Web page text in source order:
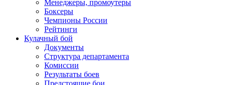
Менеджеры, промоутеры
Боксеры
Чемпионы России
Рейтинги
Кулачный бой
Документы
Структура департамента
Комиссии
Результаты боев
Предстоящие бои